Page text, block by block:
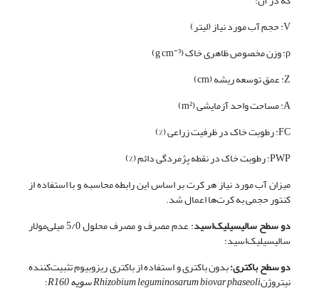
V: حجم آب مورد نیاز (لیتر)
ρ: وزن مخصوص ظاهری خاک (g cm
-³)
Z: عمق توسعه ریشه (cm)
A: مساحت واحد آزمایشی (m²)
FC: رطوبت خاک در ظرفیت زراعی (%)
PWP: رطوبت خاک در نقطه پژمردگی دائم (%)
میزان آب مورد نیاز هر کرت بر اساس این رابطه محاسبه و با استفاده از
کنتور حجمی به کرت‌ها اعمال شد.
دو سطح سالیسیلیک‌اسید
: عدم مصرف و مصرف محلول 5/0 میلی‌مولار
سالیسیلیک‌اسید؛
دو سطح باکتری:بدون باکتری و استفاده از باکتری ریزوبیوم تثبیت‌کننده
نیتروژنRhizobium leguminosarum biovar phaseoliسویهR160؛